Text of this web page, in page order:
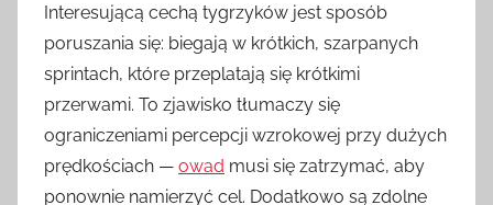
Interesującą cechą tygrzyków jest sposób
poruszania się: biegają w krótkich, szarpanych
sprintach, które przeplatają się krótkimi
przerwami. To zjawisko tłumaczy się
ograniczeniami percepcji wzrokowej przy dużych
prędkościach — owad musi się zatrzymać, aby
ponownie namierzyć cel. Dodatkowo są zdolne